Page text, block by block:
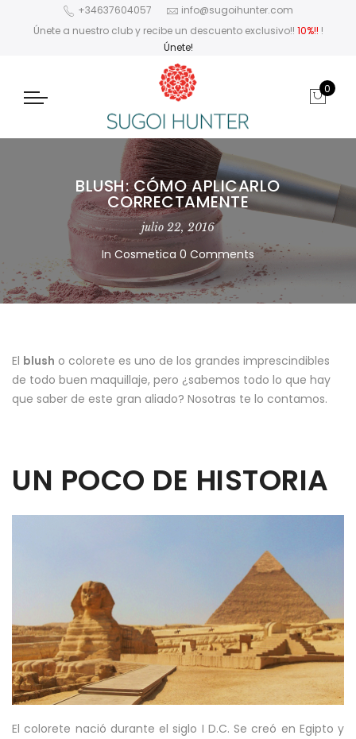
+34637604057
info@sugoihunter.com
Únete a nuestro club y recibe un descuento exclusivo!! 10%!! !
Únete!
0
BLUSH: CÓMO APLICARLO
CORRECTAMENTE
julio 22, 2016
In Cosmetica 0 Comments
El blush o colorete es uno de los grandes imprescindibles
de todo buen maquillaje, pero ¿sabemos todo lo que hay
que saber de este gran aliado? Nosotras te lo contamos.
UN POCO DE HISTORIA
El colorete nació durante el siglo I D.C. Se creó en Egipto y